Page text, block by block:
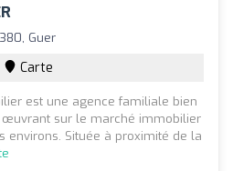
Guer
Carte
est une agence familiale bien
œuvrant sur le marché immobilier
environs. Située à proximité de la